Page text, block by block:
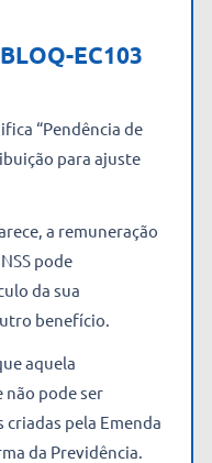
EC103
“Pendência de
para ajuste
a remuneração
pode
da sua
benefício.
aquela
pode ser
criadas pela Emenda
da Previdência.